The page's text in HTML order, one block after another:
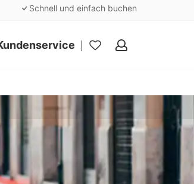
Schnell und einfach buchen
Meine